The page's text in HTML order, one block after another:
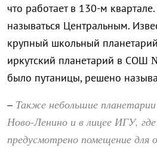
что работает в 130-м
называться Центральным.
крупный школьный
иркутский планетарий в СОШ
было путаницы, решено
– Также небольшие
Ново-Ленино и в лицее ИГУ,
предусмотрено помещение для